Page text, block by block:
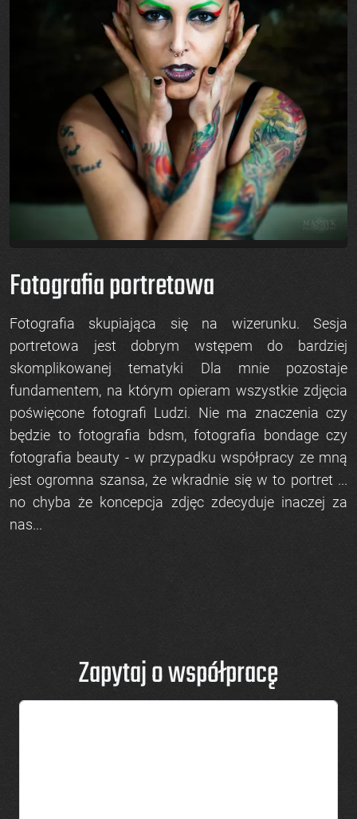
Fotografia portretowa
Fotografia skupiająca się na wizerunku. Sesja
portretowa jest dobrym wstępem do bardziej
skomplikowanej tematyki Dla mnie pozostaje
fundamentem, na którym opieram wszystkie zdjęcia
poświęcone fotografi Ludzi. Nie ma znaczenia czy
będzie to fotografia bdsm, fotografia bondageczy
fotografia beauty - w przypadku współpracy ze mną
jest ogromna szansa, że wkradnie się w to portret ...
no chyba że koncepcja zdjęc zdecyduje inaczej za
nas...
Zapytaj o współpracę